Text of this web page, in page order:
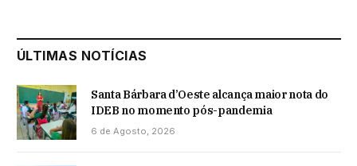
ÚLTIMAS NOTÍCIAS
Santa Bárbara d’Oeste alcança maior nota do
IDEB no momento pós-pandemia
6 de Agosto, 2026